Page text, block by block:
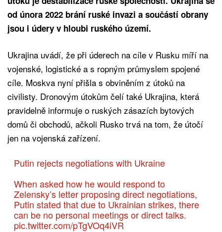
od února 2022 brání ruské invazi a součástí obrany
jsou i údery v hloubi ruského území.
Ukrajina uvádí, že při úderech na cíle v Rusku míří na
vojenské, logistické a s ropným průmyslem spojené
cíle. Moskva nyní přišla s obviněním z útoků na
civilisty. Dronovým útokům čelí také Ukrajina, která
pravidelně informuje o ruských zásazích bytových
domů či obchodů, ačkoli Rusko trvá na tom, že útočí
jen na vojenská zařízení.
Putin rejects negotiations with Ukraine
When asked how he would respond to
Zelensky’s letter proposing direct negotiations,
Putin stated that due to Ukrainian strikes, there
can be no personal meetings or direct talks.
pic.twitter.com/pTgVOq4iVR